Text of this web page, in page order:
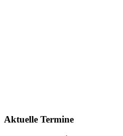
Aktuelle Termine